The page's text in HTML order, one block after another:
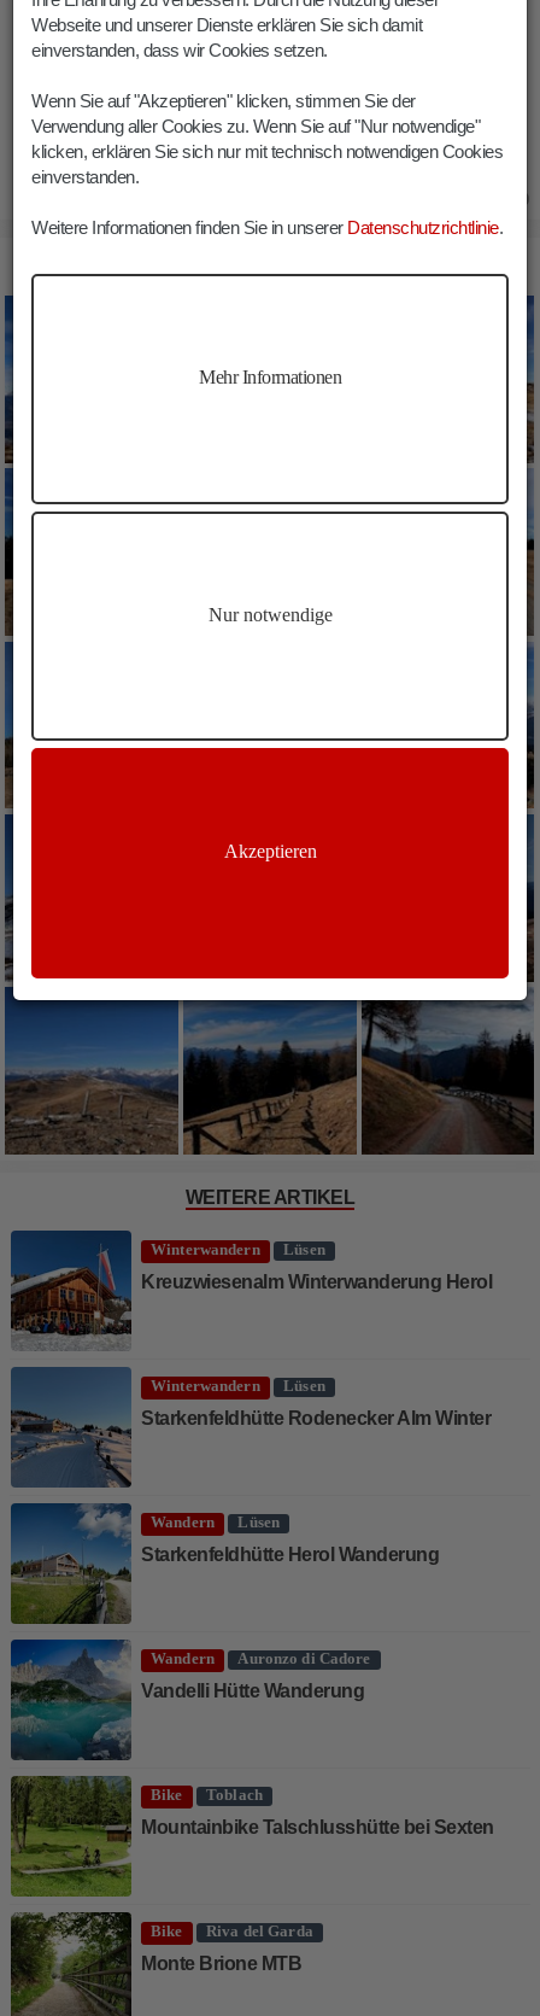
Länge:
17 km
Höhenmeter:
675 m
Min. Höhe:
1650 m
Max. Höhe:
2192 m
WEITERE ARTIKEL
Winterwandern Lüsen
Kreuzwiesenalm Winterwanderung Herol
Winterwandern Lüsen
Starkenfeldhütte Rodenecker Alm Winter
Wandern Lüsen
Starkenfeldhütte Herol Wanderung
Wandern Auronzo di Cadore
Vandelli Hütte Wanderung
Bike Toblach
Mountainbike Talschlusshütte bei Sexten
Bike Riva del Garda
Monte Brione MTB
Webseite und unserer Dienste erklären Sie sich damit
einverstanden, dass wir Cookies setzen.
Wenn Sie auf "Akzeptieren" klicken, stimmen Sie der
Verwendung aller Cookies zu. Wenn Sie auf "Nur notwendige"
klicken, erklären Sie sich nur mit technisch notwendigen Cookies
einverstanden.
Weitere Informationen finden Sie in unserer Datenschutzrichtlinie.
Mehr Informationen
Nur notwendige
Akzeptieren